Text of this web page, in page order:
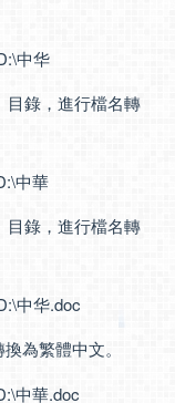
中华
目錄，進行檔名轉
中華
目錄，進行檔名轉
中华.doc
為繁體中文。
中華.doc